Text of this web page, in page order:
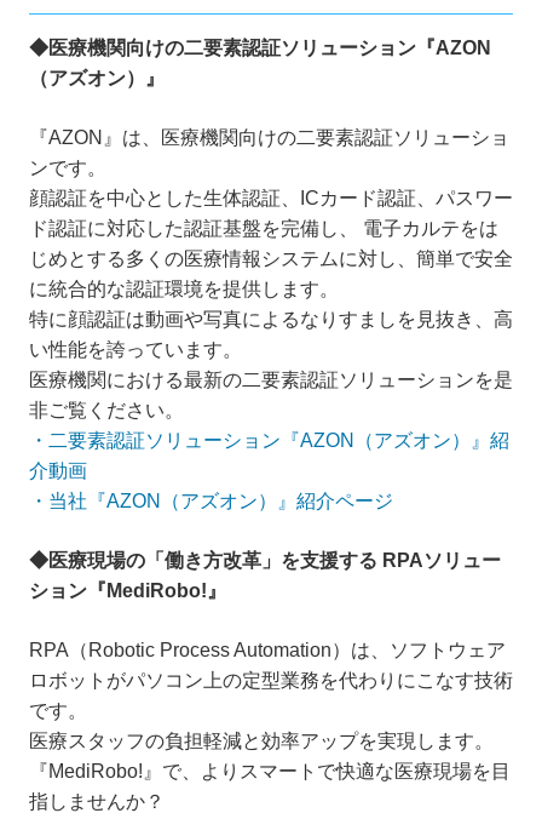
◆医療機関向けの二要素認証ソリューション『AZON
（アズオン）』
『AZON』は、医療機関向けの二要素認証ソリューショ
ンです。
顔認証を中心とした生体認証、ICカード認証、パスワー
ド認証に対応した認証基盤を完備し、 電子カルテをは
じめとする多くの医療情報システムに対し、簡単で安全
に統合的な認証環境を提供します。
特に顔認証は動画や写真によるなりすましを見抜き、高
い性能を誇っています。
医療機関における最新の二要素認証ソリューションを是
非ご覧ください。
・二要素認証ソリューション『AZON（アズオン）』紹
介動画
・当社『AZON（アズオン）』紹介ページ
◆医療現場の「働き方改革」を支援する RPAソリュー
ション『MediRobo!』
RPA（Robotic Process Automation）は、ソフトウェア
ロボットがパソコン上の定型業務を代わりにこなす技術
です。
医療スタッフの負担軽減と効率アップを実現します。
『MediRobo!』で、よりスマートで快適な医療現場を目
指しませんか？